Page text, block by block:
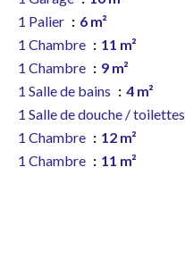
1 Palier
6 m²
1 Chambre
11 m²
1 Chambre
9 m²
1 Salle de bains
4 m²
1 Salle de douche / toilettes
1 Chambre
12 m²
1 Chambre
11 m²